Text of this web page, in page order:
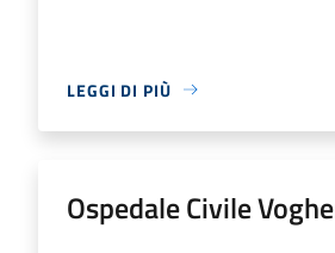
LEGGI DI PIÙ
Ospedale Civile